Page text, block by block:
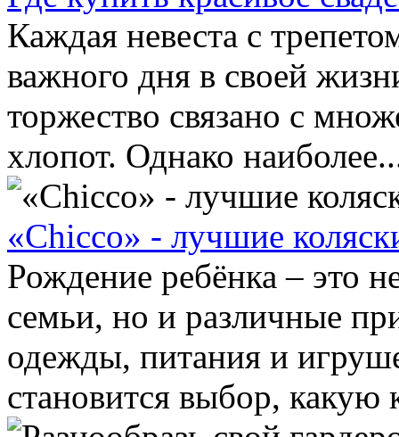
Каждая невеста с
важного дня в своей
торжество связано с
хлопот. Однако
«Chicco» - лучшие
Рождение ребёнка – это
семьи, но и различные
одежды, питания и
становится выбор, какую